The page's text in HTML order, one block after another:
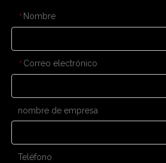
* Nombre
* Correo electrónico
nombre de empresa
Teléfono